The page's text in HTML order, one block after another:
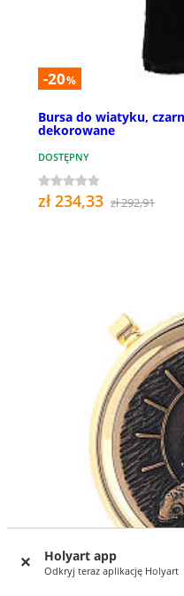
Holyart app
Odkryj teraz aplikację Holyart
-20%
Bursa do wiatyku,
dekorowane
DOSTĘPNY
zł 234,33 zł 292,91